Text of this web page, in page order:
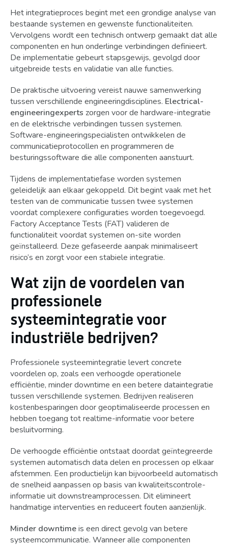
Het integratieproces begint met een grondige analyse van
bestaande systemen en gewenste functionaliteiten.
Vervolgens wordt een technisch ontwerp gemaakt dat alle
componenten en hun onderlinge verbindingen definieert.
De implementatie gebeurt stapsgewijs, gevolgd door
uitgebreide tests en validatie van alle functies.
De praktische uitvoering vereist nauwe samenwerking
tussen verschillende engineeringdisciplines. Electrical-
engineeringexperts zorgen voor de hardware-integratie
en de elektrische verbindingen tussen systemen.
Software-engineeringspecialisten ontwikkelen de
communicatieprotocollen en programmeren de
besturingssoftware die alle componenten aanstuurt.
Tijdens de implementatiefase worden systemen
geleidelijk aan elkaar gekoppeld. Dit begint vaak met het
testen van de communicatie tussen twee systemen
voordat complexere configuraties worden toegevoegd.
Factory Acceptance Tests (FAT) valideren de
functionaliteit voordat systemen on-site worden
geïnstalleerd. Deze gefaseerde aanpak minimaliseert
risico’s en zorgt voor een stabiele integratie.
Wat zijn de voordelen van
professionele
systeemintegratie voor
industriële bedrijven?
Professionele systeemintegratie levert concrete
voordelen op, zoals een verhoogde operationele
efficiëntie, minder downtime en een betere dataintegratie
tussen verschillende systemen. Bedrijven realiseren
kostenbesparingen door geoptimaliseerde processen en
hebben toegang tot realtime-informatie voor betere
besluitvorming.
De verhoogde efficiëntie ontstaat doordat geïntegreerde
systemen automatisch data delen en processen op elkaar
afstemmen. Een productielijn kan bijvoorbeeld automatisch
de snelheid aanpassen op basis van kwaliteitscontrole-
informatie uit downstreamprocessen. Dit elimineert
handmatige interventies en reduceert fouten aanzienlijk.
Minder downtimeis een direct gevolg van betere
systeemcommunicatie. Wanneer alle componenten